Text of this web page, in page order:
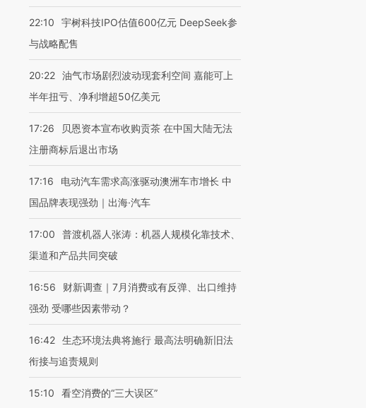
22:10
宇树科技IPO估值600亿元 DeepSeek参
与战略配售
20:22 油气市场剧烈波动现套利空间 嘉能可上
半年扭亏、净利增超50亿美元
17:26
贝恩资本宣布收购贡茶 在中国大陆无法
注册商标后退出市场
17:16
电动汽车需求高涨驱动澳洲车市增长 中
国品牌表现强劲｜出海·汽车
17:00
普渡机器人张涛：机器人规模化靠技术、
渠道和产品共同突破
16:56
财新调查｜7月消费或有反弹、出口维持
强劲 受哪些因素带动？
16:42 生态环境法典将施行 最高法明确新旧法
衔接与追责规则
15:10 看空消费的“三大误区”